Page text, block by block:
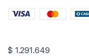
$ 1.291.649